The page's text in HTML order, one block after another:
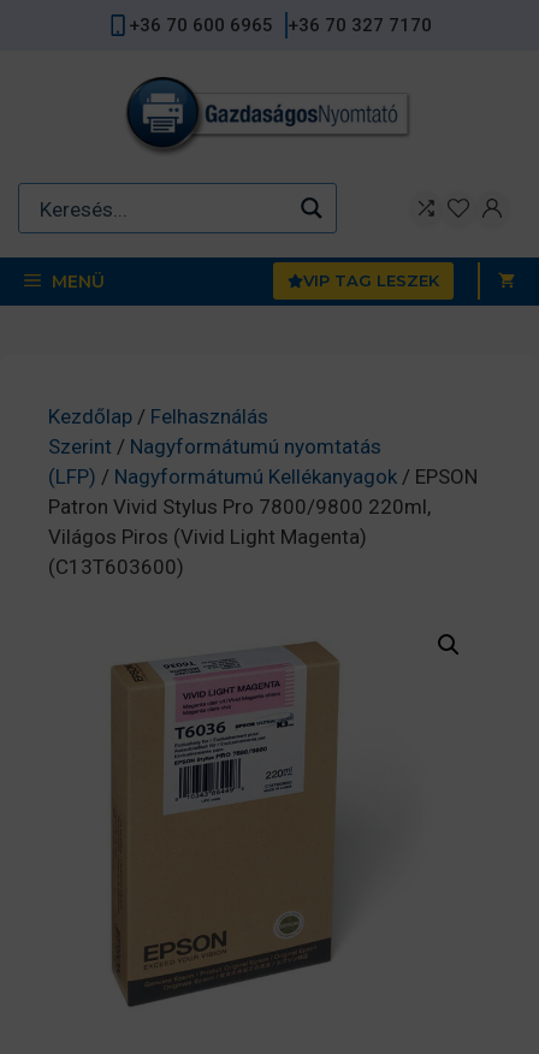
+36 70 600 6965 +36 70 327 7170
MENÜ VIP TAG LESZEK
Kezdőlap / Felhasználás
Szerint / Nagyformátumú nyomtatás
(LFP) / Nagyformátumú Kellékanyagok / EPSON
Patron Vivid Stylus Pro 7800/9800 220ml,
Világos Piros (Vivid Light Magenta)
(C13T603600)